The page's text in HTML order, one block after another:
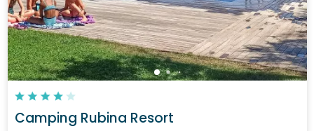
Camping Rubina Resort